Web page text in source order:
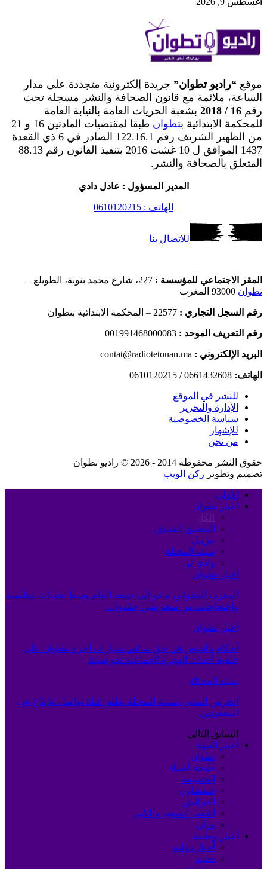
موقع “راديو تطوان” جريدة إلكترونية متجددة على مدار
الساعة، ملائمة مع قانون الصحافة والنشر مسجلة تحت
رقم 16 / 2018
بشعبة الحريات العامة بالنيابة العامة
للمحكمة الابتدائية بتطوان
طبقا لمقتضيات المادتين 16 و 21
من الظهير الشريف رقم 122.16.1 الصادر في 6 ذي القعدة
1437 الموافق ل 10 غشت 2016 بتنفيذ القانون رقم 88.13
المتعلق بالصحافة والنشر.
المدير المسؤول : عادل دادي
الهاتف : 0610120215
للاتصال بنا
المقر الاجتماعي للمؤسسة : 227، شارع محمد بنونة، الطويلع –
تطوان
رقم السجل التجاري : 22577 – المحكمة الابتدائية بتطوان
رقم التعريف الموحد : 001991468000083
البريد الإلكتروني : contat@radiotetouan.ma
الهاتف: 0661432608 / 0610120215
للنشر في الموقع
الإدارة والتحرير
سياسة الخصوصية
للإشهار
من نحن
حقوق النشر محفوظة 2014 - 2026 © راديو تطوان
تصميم وتطوير ركن الويب
الأولى
أخبار تطوان
الكل
المضيق الفنيدق
مرتيل
سبته المحتلة
وادي لو
أخبار تطوان
المغرب التطواني يدعو إلى جمعه العام وسط تحديات تنظيمية
واحتجاجات من منخرطين جمّدوا…
أخبار تطوان
أحكام بالحبس في حق سائقي سيارات أجرة بتطوان على
خلفية أحداث الهجرة الجماعية نحو سبتة
سبته المحتلة
الحرس المدني بسبتة المحتلة يطلق قناة تواصل للإبلاغ عن
المفقودين
السابق التالي
أخبار الجهة
تطوان
طنجة-أصيلة
الحسيمة
شفشاون
العرائش
القصر الصغير والكبير
وزان
أخبار وطنية
أخبار دولية
تعليم